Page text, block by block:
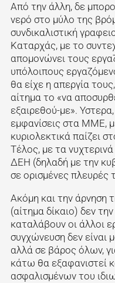
Από την άλλη, δε
νερό στο μύλο της
συνδικαλιστική
Καταρχάς, με το
απομονώνει τους
υπόλοιπους
θα είχε η απεργία
αίτημα το «να
εξαιρεθού-με».
εμφανίσεις στα ΜΜΕ,
κυριολεκτικά παίζει
Τέλος, με τα
ΔΕΗ (δηλαδή με την
σε ορισμένες
Ακόμη και την άρνηση
(αίτημα δίκαιο) δεν
καταλάβουν οι άλλοι
συγχώνευση δεν
αλλά σε βάρος όλων,
κάτω θα εξαφανιστεί
ασφαλισμένων του